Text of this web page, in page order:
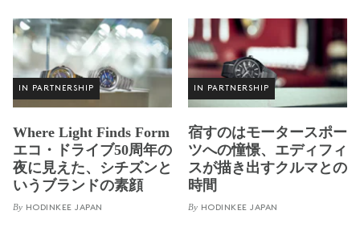
IN PARTNERSHIP
Where Light Finds Form
エコ・ドライブ50周年の
夜に見えた、シチズンと
いうブランドの素顔
By HODINKEE JAPAN
IN PARTNERSHIP
宿すのはモータースポー
ツへの憧憬、エディフィ
スが描き出すクルマとの
時間
By HODINKEE JAPAN